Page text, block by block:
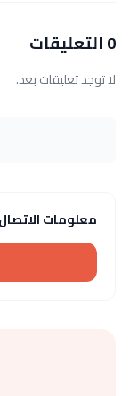
0 التعليقات
لا توجد تعليقات بعد.
معلومات الاتصال